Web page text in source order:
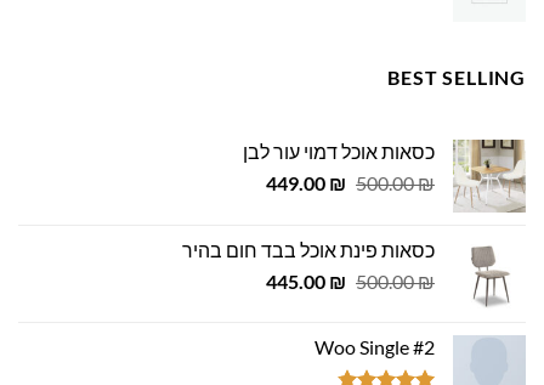
BEST SELLING
כסאות אוכל דמוי עור לבן
500.00₪
המחיר
500.00 ₪.
449.00 ₪
המחיר
449.00 ₪.
כסאות פינת אוכל בבד חום בהיר
500.00₪
המחיר
500.00 ₪.
445.00 ₪
המחיר
Woo Single #2